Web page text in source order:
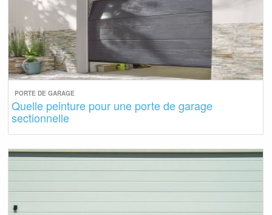
PORTE DE GARAGE
Quelle peinture pour une porte de garage
sectionnelle